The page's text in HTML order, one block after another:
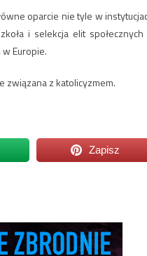
oparcie nie tyle w
i selekcja elit
Europie.
związana z katolicyzmem.
Zapisz